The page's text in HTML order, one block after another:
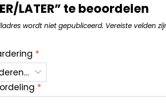
LATER” te beoordelen
wordt niet gepubliceerd. Vereiste velden
*
*